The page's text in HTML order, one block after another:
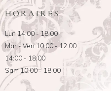
HORAIRES
Lun 14:00 - 18:00
Mar - Ven 10:00 - 12:00
14:00 - 18:00
Sam 10:00 - 18:00